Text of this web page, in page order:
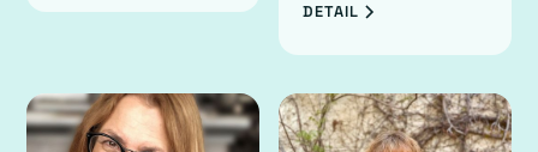
DETAIL